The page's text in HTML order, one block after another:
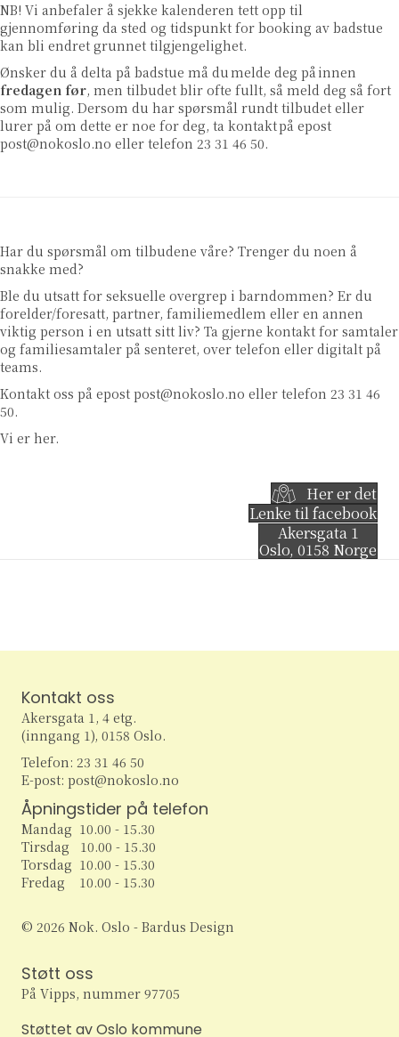
NB! Vi anbefaler å sjekke kalenderen tett opp til
gjennomføring da sted og tidspunkt for booking av badstue
kan bli endret grunnet tilgjengelighet.
Ønsker du å delta på badstue må dumelde deg påinnen
fredagen før, men tilbudet blir ofte fullt, så meld deg så fort
som mulig. Dersom du har spørsmål rundt tilbudet eller
lurer på om dette er noe for deg, ta kontaktpå epost
post@nokoslo.no eller telefon 23 31 46 50.
Har du spørsmål om tilbudene våre? Trenger du noen å
snakke med?
Ble du utsatt for seksuelle overgrep i barndommen? Er du
forelder/foresatt, partner, familiemedlem eller en annen
viktig person i en utsatt sitt liv? Ta gjerne kontakt for samtaler
og familiesamtaler på senteret, over telefon eller digitalt på
teams.
Kontakt oss på epost post@nokoslo.no eller telefon 23 31 46
50.
Vi er her.
Her er det
Lenke til facebook
Akersgata 1
Oslo, 0158 Norge
Kontakt oss
Akersgata 1, 4 etg.
(inngang 1), 0158 Oslo.
Telefon: 23 31 46 50
E-post: post@nokoslo.no
Åpningstider på telefon
Mandag 10.00 - 15.30
Tirsdag 10.00 - 15.30
Torsdag 10.00 - 15.30
Fredag 10.00 - 15.30
© 2026 Nok. Oslo - Bardus Design
Støtt oss
På Vipps, nummer 97705
Støttet av Oslo kommune